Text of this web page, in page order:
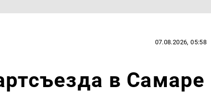
07.08.2026, 05:58
в Самаре